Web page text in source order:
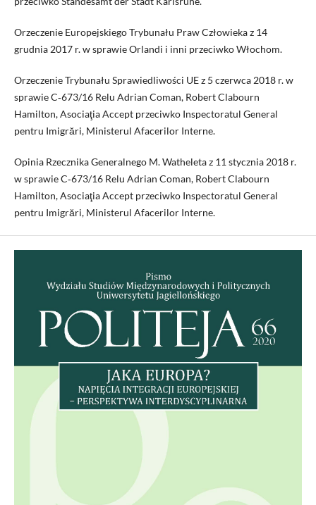
Orzeczenie Europejskiego Trybunału Praw Człowieka z 14
grudnia 2017 r. w sprawie Orlandi i inni przeciwko Włochom.
Orzeczenie Trybunału Sprawiedliwości UE z 5 czerwca 2018 r. w
sprawie C‑673/16 Relu Adrian Coman, Robert Clabourn
Hamilton, Asociaţia Accept przeciwko Inspectoratul General
pentru Imigrări, Ministerul Afacerilor Interne.
Opinia Rzecznika Generalnego M. Watheleta z 11 stycznia 2018 r.
w sprawie C‑673/16 Relu Adrian Coman, Robert Clabourn
Hamilton, Asociaţia Accept przeciwko Inspectoratul General
pentru Imigrări, Ministerul Afacerilor Interne.